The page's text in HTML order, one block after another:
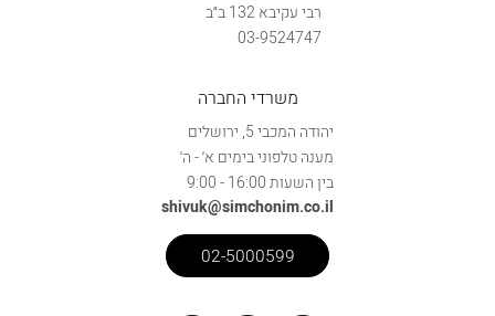
רבי עקיבא 132 ב״ב
03-9524747
משרדי החברה
יהודה המכבי 5, ירושלים
מענה טלפוני בימים א׳ - ה׳
בין השעות 16:00 - 9:00
shivuk@simchonim.co.il
02-5000599